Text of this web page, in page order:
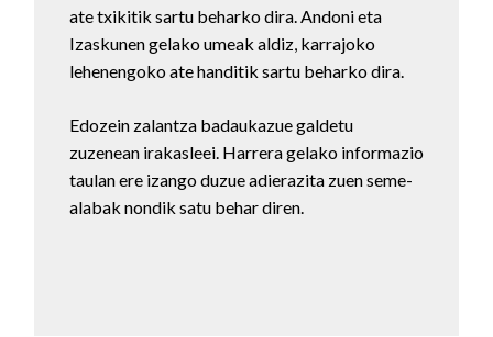
ate txikitik sartu beharko dira. Andoni eta
Izaskunen gelako umeak aldiz, karrajoko
lehenengoko ate handitik sartu beharko dira.
Edozein zalantza badaukazue galdetu
zuzenean irakasleei. Harrera gelako informazio
taulan ere izango duzue adierazita zuen seme-
alabak nondik satu behar diren.